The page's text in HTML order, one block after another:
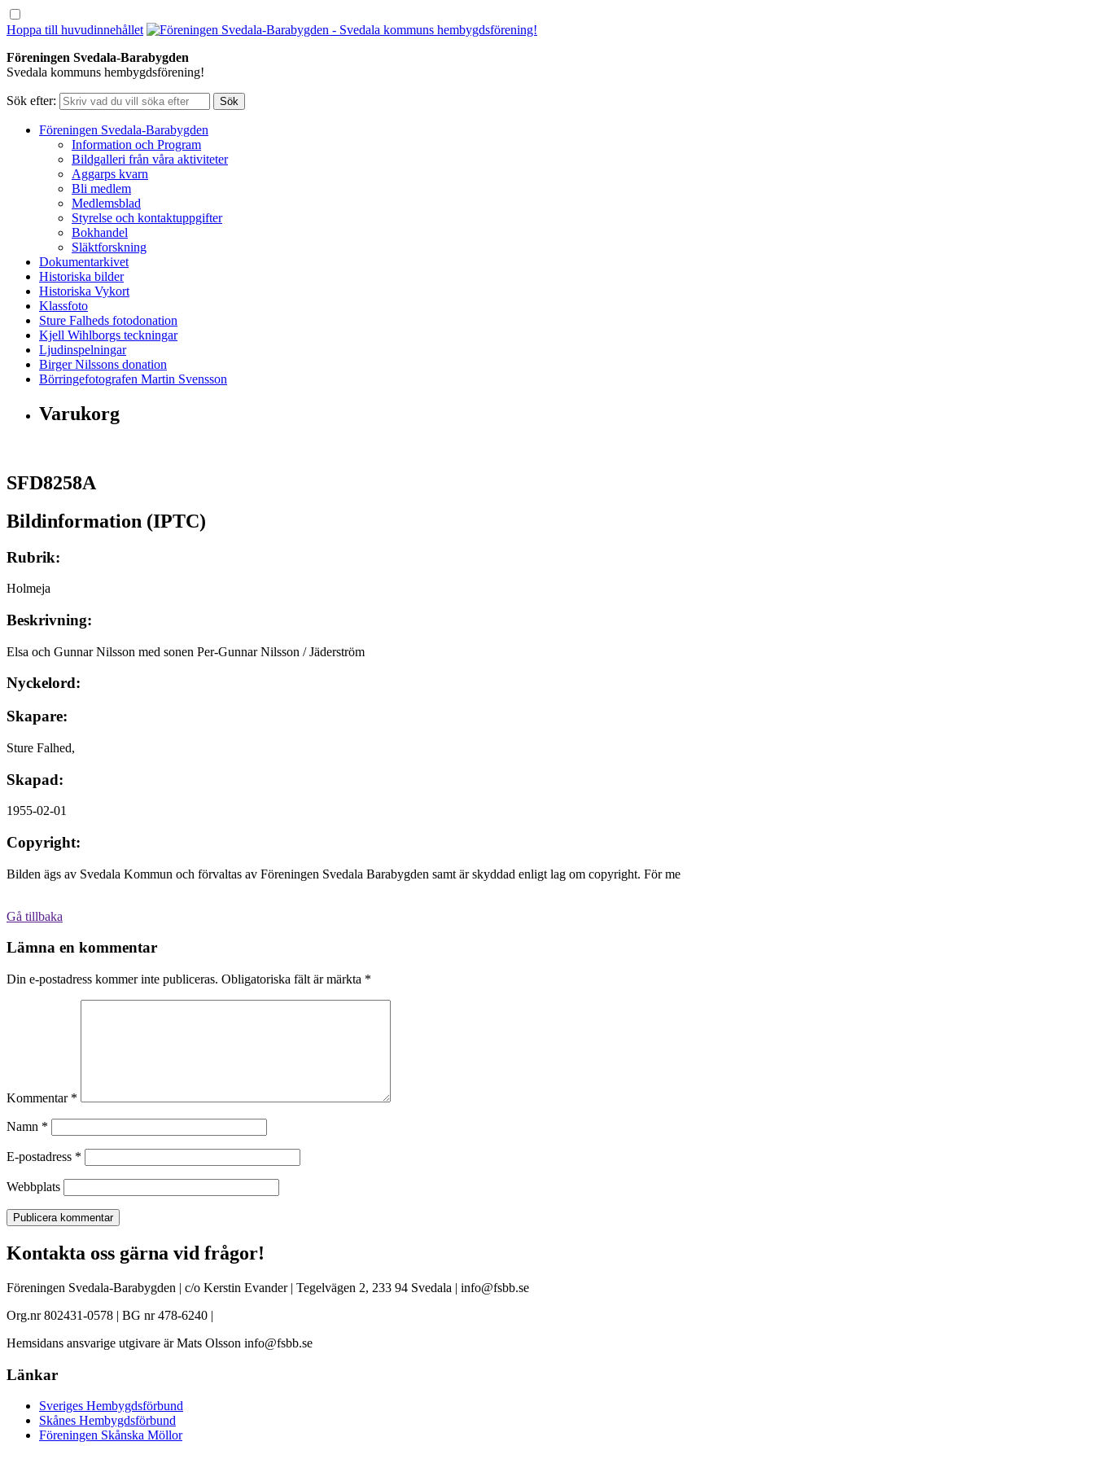
Hoppa till huvudinnehållet
Föreningen Svedala-Barabygden
Svedala kommuns hembygdsförening!
Sök efter:
Föreningen Svedala-Barabygden
Information och Program
Bildgalleri från våra aktiviteter
Aggarps kvarn
Bli medlem
Medlemsblad
Styrelse och kontaktuppgifter
Bokhandel
Släktforskning
Dokumentarkivet
Historiska bilder
Historiska Vykort
Klassfoto
Sture Falheds fotodonation
Kjell Wihlborgs teckningar
Ljudinspelningar
Birger Nilssons donation
Börringefotografen Martin Svensson
Varukorg
SFD8258A
Bildinformation (IPTC)
Rubrik:
Holmeja
Beskrivning:
Elsa och Gunnar Nilsson med sonen Per-Gunnar Nilsson / Jäderström
Nyckelord:
Skapare:
Sture Falhed,
Skapad:
1955-02-01
Copyright:
Bilden ägs av Svedala Kommun och förvaltas av Föreningen Svedala Barabygden samt är skyddad enligt lag om copyright. För me
Gå tillbaka
Lämna en kommentar
Din e-postadress kommer inte publiceras. Obligatoriska fält är märkta *
Kommentar *
Namn *
E-postadress *
Webbplats
Kontakta oss gärna vid frågor!
Föreningen Svedala-Barabygden | c/o Kerstin Evander | Tegelvägen 2, 233 94 Svedala | info@fsbb.se
Org.nr 802431-0578 | BG nr 478-6240 |
Hemsidans ansvarige utgivare är Mats Olsson info@fsbb.se
Länkar
Sveriges Hembygdsförbund
Skånes Hembygdsförbund
Föreningen Skånska Möllor